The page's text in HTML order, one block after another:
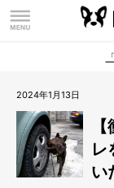
2024年1月13日
レ
い